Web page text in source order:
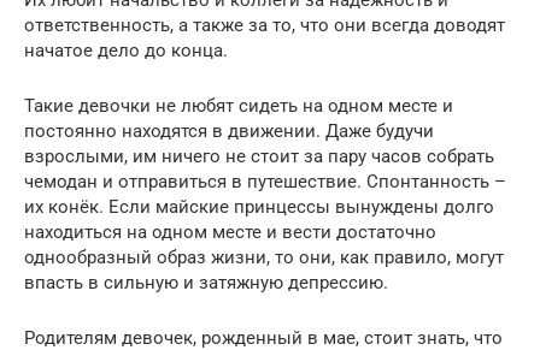
ответственность, а также за то, что они всегда доводят
начатое дело до конца.
Такие девочки не любят сидеть на одном месте и
постоянно находятся в движении. Даже будучи
взрослыми, им ничего не стоит за пару часов собрать
чемодан и отправиться в путешествие. Спонтанность –
их конёк. Если майские принцессы вынуждены долго
находиться на одном месте и вести достаточно
однообразный образ жизни, то они, как правило, могут
впасть в сильную и затяжную депрессию.
Родителям девочек, рожденный в мае, стоит знать, что